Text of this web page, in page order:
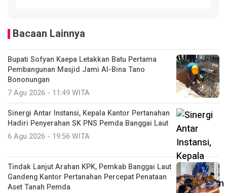
Bacaan Lainnya
Bupati Sofyan Kaepa Letakkan Batu Pertama
Pembangunan Masjid Jami Al-Bina Tano
Bononungan
7 Agu 2026 - 11:49 WITA
Sinergi Antar Instansi, Kepala Kantor Pertanahan
Hadiri Penyerahan SK PNS Pemda Banggai Laut
6 Agu 2026 - 19:56 WITA
Tindak Lanjut Arahan KPK, Pemkab Banggai Laut
Gandeng Kantor Pertanahan Percepat Penataan
Aset Tanah Pemda